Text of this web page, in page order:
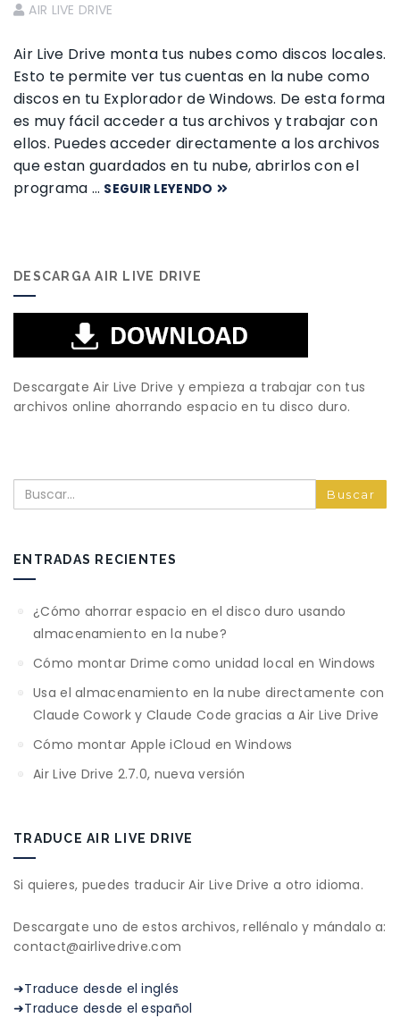
AIR LIVE DRIVE
Air Live Drive monta tus nubes como discos locales.
Esto te permite ver tus cuentas en la nube como
discos en tu Explorador de Windows. De esta forma
es muy fácil acceder a tus archivos y trabajar con
ellos. Puedes acceder directamente a los archivos
que estan guardados en tu nube, abrirlos con el
programa … SEGUIR LEYENDO
DESCARGA AIR LIVE DRIVE
Descargate Air Live Drive y empieza a trabajar con tus
archivos online ahorrando espacio en tu disco duro.
Buscar
ENTRADAS RECIENTES
¿Cómo ahorrar espacio en el disco duro usando
almacenamiento en la nube?
Cómo montar Drime como unidad local en Windows
Usa el almacenamiento en la nube directamente con
Claude Cowork y Claude Code gracias a Air Live Drive
Cómo montar Apple iCloud en Windows
Air Live Drive 2.7.0, nueva versión
TRADUCE AIR LIVE DRIVE
Si quieres, puedes traducir Air Live Drive a otro idioma.
Descargate uno de estos archivos, rellénalo y mándalo a:
contact@airlivedrive.com
➜Traduce desde el inglés
➜Traduce desde el español